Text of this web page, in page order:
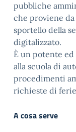
pubbliche
che proviene
sportello della
digitalizzato.
È un potente
alla scuola di
procedimenti
richieste di
A cosa serve